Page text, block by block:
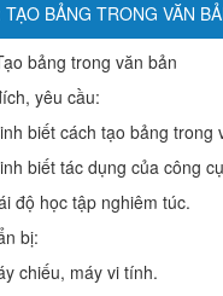
BẢNG TRONG VĂN
bảng trong văn bản
yêu cầu:
biết cách tạo bảng trong
biết tác dụng của công
độ học tập nghiêm túc.
bị:
chiếu, máy vi tính.